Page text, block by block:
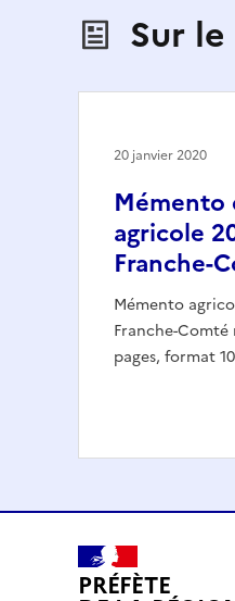
Sur
Mémento
agricole
Franche-
Mémento
Franche-Comté
pages, format
20 janvier 2020
PRÉFÈTE